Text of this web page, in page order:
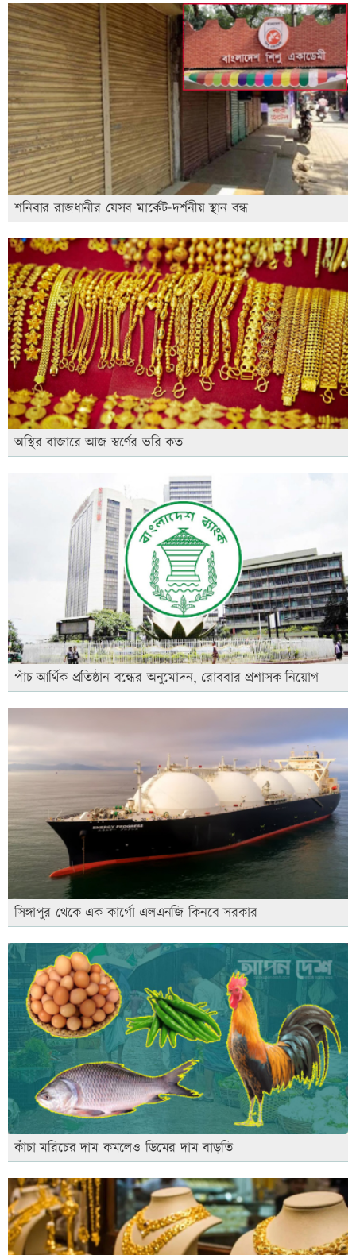
শনিবার রাজধানীর যেসব মার্কেট-দর্শনীয় স্থান বন্ধ
অস্থির বাজারে আজ স্বর্ণের ভরি কত
পাঁচ আর্থিক প্রতিষ্ঠান বন্ধের অনুমোদন, রোববার প্রশাসক নিয়োগ
সিঙ্গাপুর থেকে এক কার্গো এলএনজি কিনবে সরকার
কাঁচা মরিচের দাম কমলেও ডিমের দাম বাড়তি